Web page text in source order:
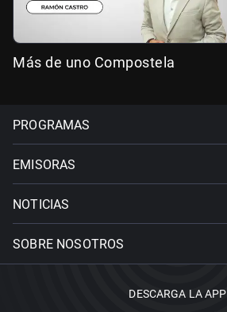
Más de uno Compostela
PROGRAMAS
EMISORAS
NOTICIAS
SOBRE NOSOTROS
DESCARGA LA APP